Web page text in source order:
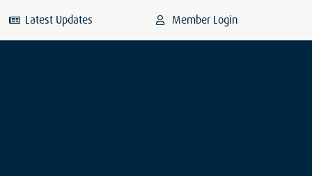
Latest Updates Member Login